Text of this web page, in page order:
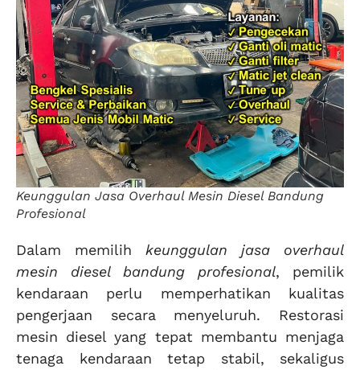
Keunggulan Jasa Overhaul Mesin Diesel Bandung
Profesional
Dalam memilih keunggulan jasa overhaul
mesin diesel bandung profesional, pemilik
kendaraan perlu memperhatikan kualitas
pengerjaan secara menyeluruh. Restorasi
mesin diesel yang tepat membantu menjaga
tenaga kendaraan tetap stabil, sekaligus